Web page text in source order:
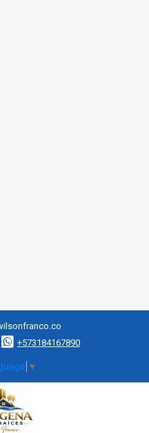
+573184167890
▼